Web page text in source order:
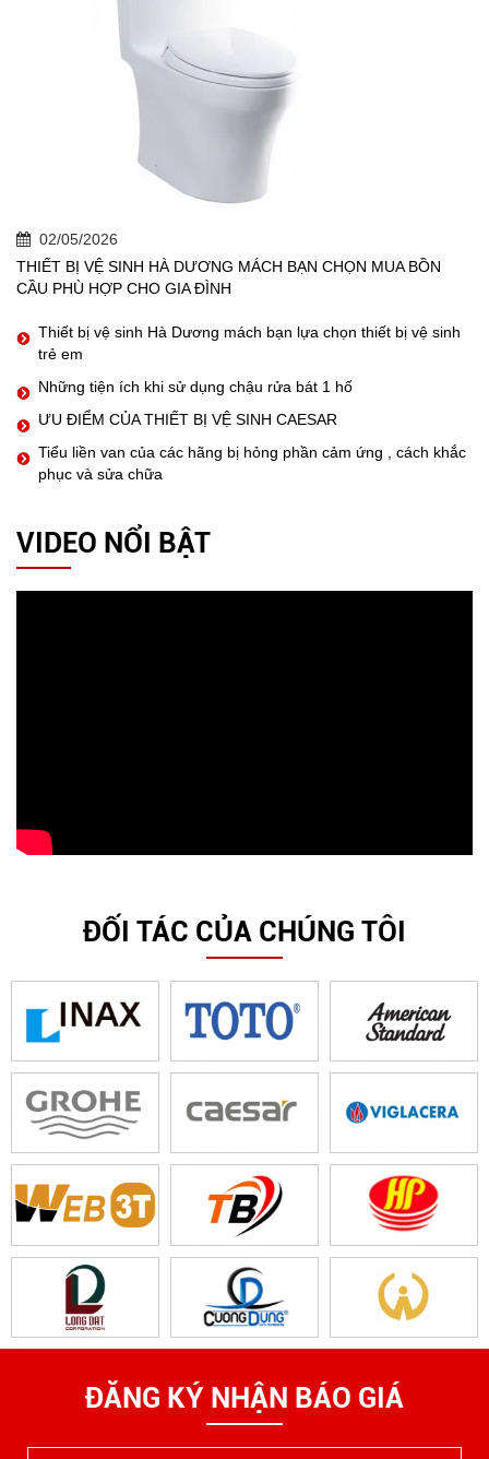
02/05/2026
THIẾT BỊ VỆ SINH HÀ DƯƠNG MÁCH BẠN CHỌN MUA BỒN
CẦU PHÙ HỢP CHO GIA ĐÌNH
Thiết bị vệ sinh Hà Dương mách bạn lựa chọn thiết bị vệ sinh
trẻ em
Những tiện ích khi sử dụng chậu rửa bát 1 hố
ƯU ĐIỂM CỦA THIẾT BỊ VỆ SINH CAESAR
Tiểu liền van của các hãng bị hỏng phần cảm ứng , cách khắc
phục và sửa chữa
VIDEO NỔI BẬT
ĐỐI TÁC CỦA CHÚNG TÔI
ĐĂNG KÝ NHẬN BÁO GIÁ